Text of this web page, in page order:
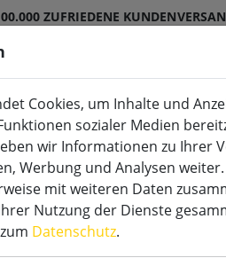
ZUFRIEDENE KUNDEN
LED Sonderkerzen
Cookies, um Inhalte und
sozialer Medien
wir Informationen zu Ihrer
Werbung und Analysen
mit weiteren Daten
Nutzung der Dienste
Datenschutz.